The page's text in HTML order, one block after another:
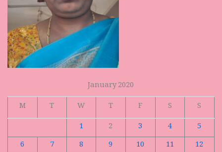
January 2020
M
T W T F S
S
1
2 3 4
5
6
7 8 9 10 11
12